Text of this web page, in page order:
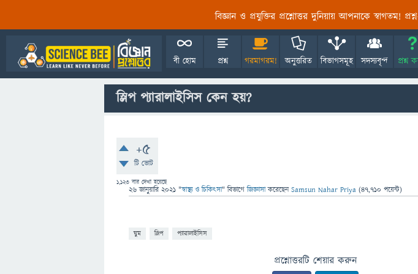
বিজ্ঞান ও প্রযুক্তির প্রশ্নোত্তর দুনিয়ায় আপনাকে স্বাগতম!
বী হোম প্রশ্ন গরমাগরম! অনুত্তরিত বিভাগসমূহ সদস্যবৃন্দ প্রশ্ন
স্লিপ প্যারালাইসিস কেন হয়?
+5
টি ভোট
1,123 বার দেখা হয়েছে
26 জানুয়ারি 2021 "স্বাস্থ্য ও চিকিৎসা" বিভাগে জিজ্ঞাসাকরেছেনSamsun Nahar Priya (47,710 পয়েন্ট)
ঘুম স্লিপ প্যারালাইসিস
প্রশ্নোত্তরটি শেয়ার করুন